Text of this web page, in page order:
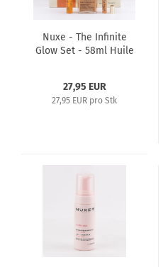
Nuxe - The Infinite
Glow Set - 58ml Huile
27,95 EUR
27,95 EUR pro Stk